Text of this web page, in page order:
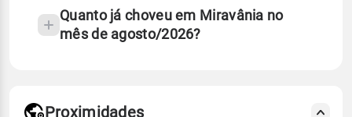
Quanto já choveu em Miravânia no
mês de agosto/2026?
Proximidades